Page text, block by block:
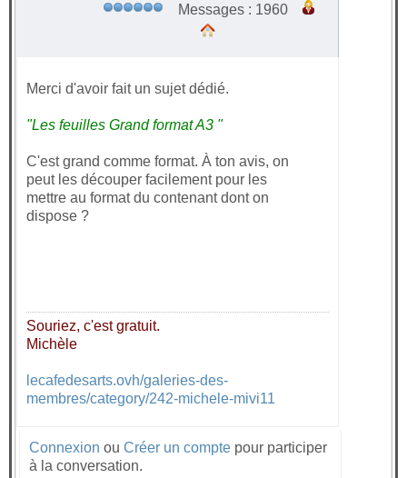
Messages : 1960
Merci d'avoir fait un sujet dédié.
"Les feuilles Grand format A3 "
C'est grand comme format. À ton avis, on
peut les découper facilement pour les
mettre au format du contenant dont on
dispose ?
Souriez, c'est gratuit.
Michèle
lecafedesarts.ovh/galeries-des-
membres/category/242-michele-mivi11
Connexion ou Créer un compte pour participer
à la conversation.